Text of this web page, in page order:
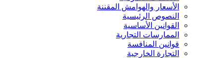
الأسعار والهوامش المقننة
النصوص الرئيسية
القوانين الأساسية
الممارسات التجارية
قوانين المنافسة
التجارة الخارجية